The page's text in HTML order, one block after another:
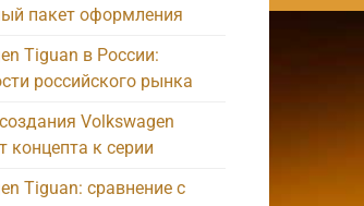
пакет оформления
Tiguan в России:
российского рынка
Volkswagen
концепта к серии
Tiguan: сравнение с